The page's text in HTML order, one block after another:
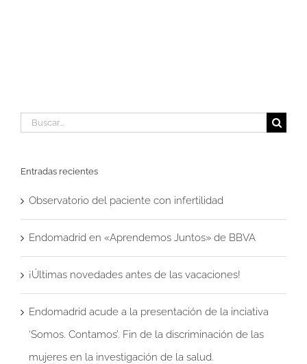
Buscar:
Entradas recientes
Observatorio del paciente con infertilidad
Endomadrid en «Aprendemos Juntos» de BBVA
¡Últimas novedades antes de las vacaciones!
Endomadrid acude a la presentación de la inciativa
‘Somos. Contamos’. Fin de la discriminación de las
mujeres en la investigación de la salud.